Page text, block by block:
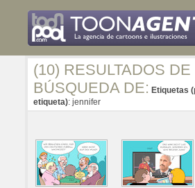
(10) RESULTADOS DE
BÚSQUEDA DE: Etiquetas
etiqueta): jennifer